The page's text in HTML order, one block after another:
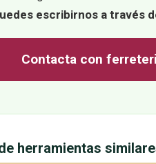
escribirnos a través
Contacta con
herramientas